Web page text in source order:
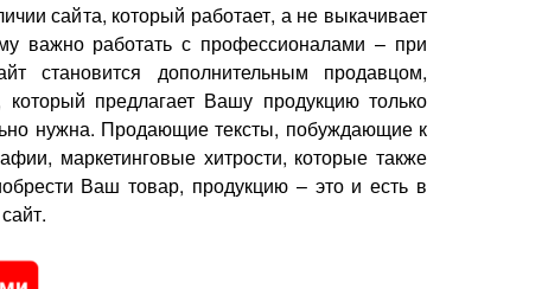
сайта, который работает, а не выкачивает
важно работать с профессионалами – при
становится дополнительным продавцом,
предлагает Вашу продукцию только
нужна. Продающие тексты, побуждающие к
маркетинговые хитрости, которые также
Ваш товар, продукцию – это и есть в